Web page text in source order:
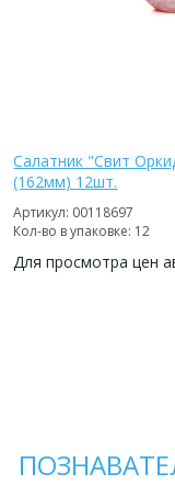
Салатник "Свит
(162мм) 12шт.
Артикул: 00118697
Кол-во в упаковке: 12
Для просмотра цен